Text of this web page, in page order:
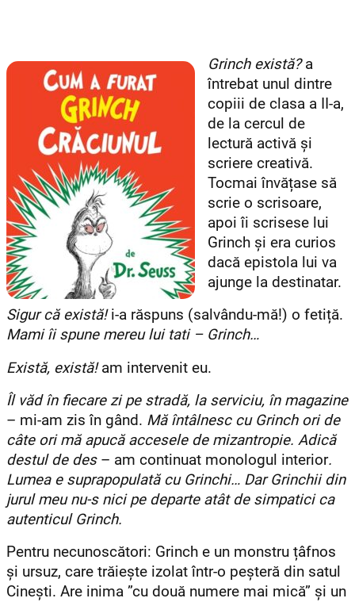
Grinch există?a
întrebat unul dintre
copiii de clasa a II-a,
de la cercul de
lectură activă și
scriere creativă.
Tocmai învățase să
scrie o scrisoare,
apoi îi scrisese lui
Grinch și era curios
dacă epistola lui va
ajunge la destinatar.
Sigur că există!i-a răspuns (salvându-mă!) o fetiță.
Mami îi spune mereu lui tati – Grinch…
Există, există!am intervenit eu.
Îl văd în fiecare zi pe stradă, la serviciu, în magazine
– mi-am zis în gând. Mă întâlnesc cu Grinch ori de
câte ori mă apucă accesele de mizantropie. Adică
destul de des – am continuat monologul interior.
Lumea e suprapopulată cu Grinchi… Dar Grinchii din
jurul meu nu-s nici pe departe atât de simpatici ca
autenticul Grinch.
Pentru necunoscători: Grinch e un monstru țâfnos
și ursuz, care trăiește izolat într-o peșteră din satul
Cinești. Are inima ”cu două numere mai mică” și un